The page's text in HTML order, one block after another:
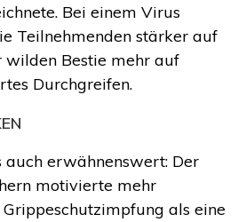
Bei einem Virus
Teilnehmenden stärker auf
wilden Bestie mehr auf
Durchgreifen.
erwähnenswert: Der
motivierte mehr
Grippeschutzimpfung als eine